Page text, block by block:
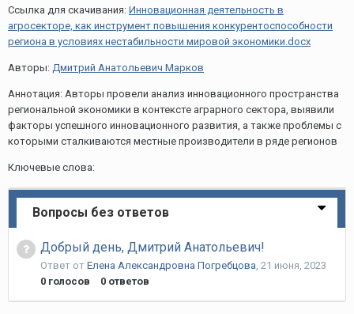
Ссылка для скачивания: Инновационная деятельность в
агросекторе, как инструмент повышения конкурентоспособности
региона в условиях нестабильности мировой экономики.docx
Авторы: Дмитрий Анатольевич Марков
Аннотация: Авторы провели анализ инновационного пространства
региональной экономики в контексте аграрного сектора, выявили
факторы успешного инновационного развития, а также проблемы с
которыми сталкиваются местные производители в ряде регионов
Ключевые слова:
Вопросы без ответов
Добрый день, Дмитрий Анатольевич!
Ответ от Елена Александровна Погребцова, 21 июня, 2023
0 голосов 0 ответов